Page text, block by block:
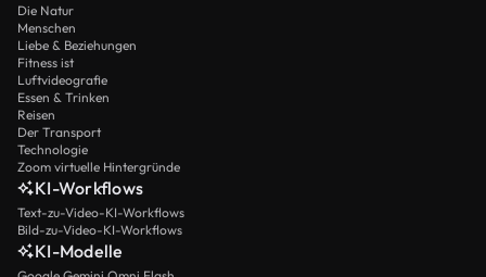
Die Natur
Menschen
Liebe & Beziehungen
Fitness ist
Luftvideografie
Essen & Trinken
Reisen
Der Transport
Technologie
Zoom virtuelle Hintergründe
KI-Workflows
Text-zu-Video-KI-Workflows
Bild-zu-Video-KI-Workflows
KI-Modelle